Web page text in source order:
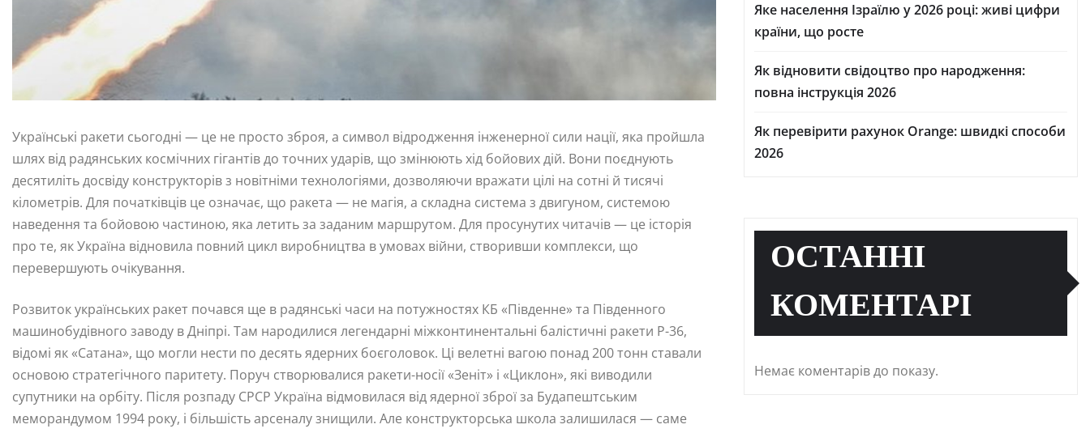
Українські ракети сьогодні — це не просто зброя, а символ відродження інженерної сили нації, яка пройшла
шлях від радянських космічних гігантів до точних ударів, що змінюють хід бойових дій. Вони поєднують
десятиліть досвіду конструкторів з новітніми технологіями, дозволяючи вражати цілі на сотні й тисячі
кілометрів. Для початківців це означає, що ракета — не магія, а складна система з двигуном, системою
наведення та бойовою частиною, яка летить за заданим маршрутом. Для просунутих читачів — це історія
про те, як Україна відновила повний цикл виробництва в умовах війни, створивши комплекси, що
перевершують очікування.
Розвиток українських ракет почався ще в радянські часи на потужностях КБ «Південне» та Південного
машинобудівного заводу в Дніпрі. Там народилися легендарні міжконтинентальні балістичні ракети Р-36,
відомі як «Сатана», що могли нести по десять ядерних боєголовок. Ці велетні вагою понад 200 тонн ставали
основою стратегічного паритету. Поруч створювалися ракети-носії «Зеніт» і «Циклон», які виводили
супутники на орбіту. Після розпаду СРСР Україна відмовилася від ядерної зброї за Будапештським
меморандумом 1994 року, і більшість арсеналу знищили. Але конструкторська школа залишилася — саме
Яке населення Ізраїлю у 2026 році: живі цифри
країни, що росте
Як відновити свідоцтво про народження:
повна інструкція 2026
Як перевірити рахунок Orange: швидкі способи
2026
ОСТАННІ
КОМЕНТАРІ
Немає коментарів до показу.